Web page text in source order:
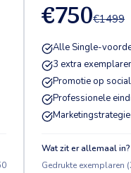
€750€1499
Alle Single-
3 extra
Promotie op
Professionele
Marketingstrategie
Wat zit er allemaal in?
Gedrukte exemplaren